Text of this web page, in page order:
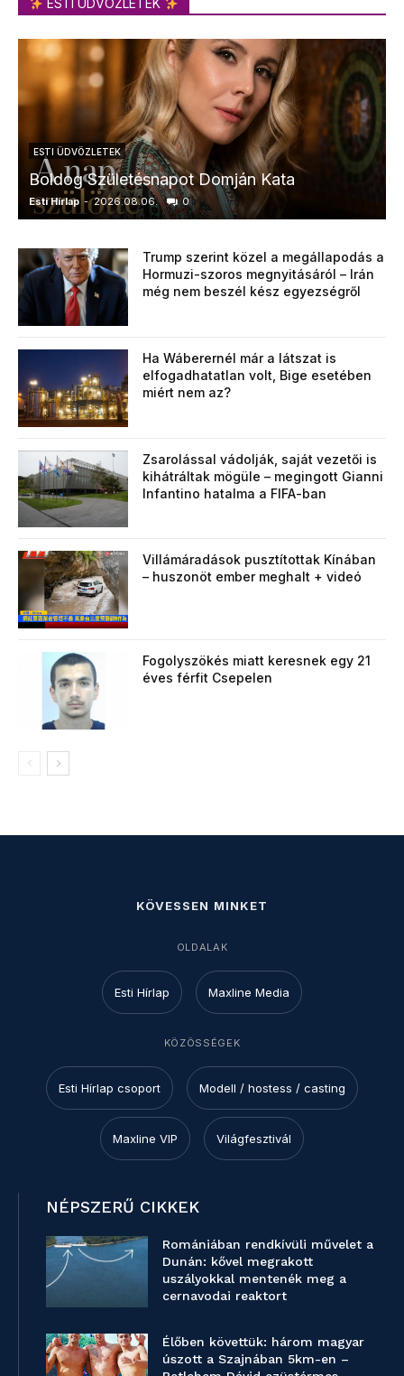
ESTI ÜDVÖZLETEK
ESTI ÜDVÖZLETEK
Boldog Születésnapot Domján Kata
Esti Hírlap - 2026.08.06. 0
Trump szerint közel a megállapodás a
Hormuzi-szoros megnyitásáról – Irán
még nem beszél kész egyezségről
Ha Wáberernél már a látszat is
elfogadhatatlan volt, Bige esetében
miért nem az?
Zsarolással vádolják, saját vezetői is
kihátráltak mögüle – megingott Gianni
Infantino hatalma a FIFA-ban
Villámáradások pusztítottak Kínában
– huszonöt ember meghalt + videó
Fogolyszökés miatt keresnek egy 21
éves férfit Csepelen
KÖVESSEN MINKET
OLDALAK
Esti Hírlap Maxline Media
KÖZÖSSÉGEK
Esti Hírlap csoport Modell / hostess / casting
Maxline VIP Világfesztivál
NÉPSZERŰ CIKKEK
Romániában rendkívüli művelet a
Dunán: kővel megrakott
uszályokkal mentenék meg a
cernavodai reaktort
Élőben követtük: három magyar
úszott a Szajnában 5km-en –